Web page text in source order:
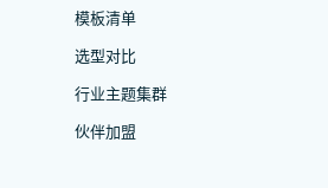
模板清单
选型对比
行业主题集群
伙伴加盟